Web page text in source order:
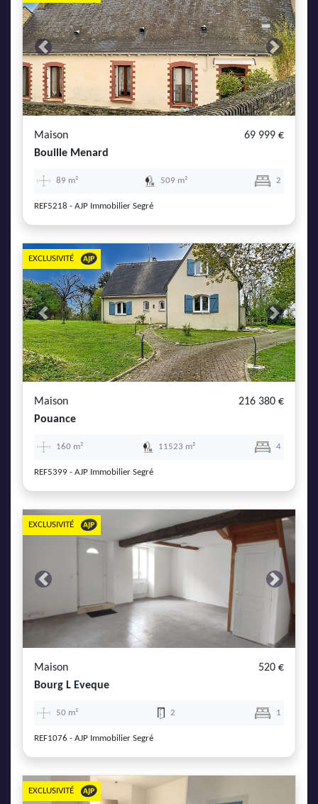
Previous Next
Maison
69 999 €
Bouille Menard
89 m² 509 m² 2
REF5218 - AJP Immobilier Segré
Previous Next
EXCLUSIVITÉ
Maison
216 380 €
Pouance
160 m² 11523 m² 4
REF5399 - AJP Immobilier Segré
Previous Next
EXCLUSIVITÉ
Maison
520 €
Bourg L Eveque
50 m² 2 1
REF1076 - AJP Immobilier Segré
EXCLUSIVITÉ